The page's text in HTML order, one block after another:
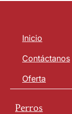
Inicio
Contáctanos
Oferta
Perros